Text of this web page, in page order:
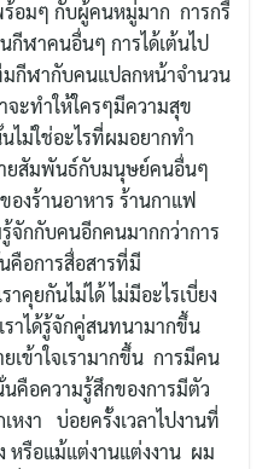
ร้อมๆ กับผู้คนหมู่มาก การกรี้
ฬาคนอื่นๆ การได้เต้นไป
มกีฬากับคนแปลกหน้าจำนวน
จะทำให้ใครๆมีความสุข
ม่ใช่อะไรที่ผมอยากทำ
ยสัมพันธ์กับมนุษย์คนอื่นๆ
งร้านอาหาร ร้านกาแฟ
จักกับคนอีกคนมากกว่าการ
อการสื่อสารที่มี
คุยกันไม่ได้ ไม่มีอะไรเบี่ยง
าได้รู้จักคู่สนทนามากขึ้น
เข้าใจเรามากขึ้น การมีคน
คือความรู้สึกของการมีตัว
หงา บ่อยครั้งเวลาไปงานที่
หรือแม้แต่งานแต่งงาน ผม